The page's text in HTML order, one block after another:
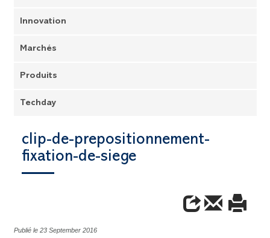
Innovation
Marchés
Produits
Techday
clip-de-prepositionnement-
fixation-de-siege
Publié le 23 September 2016